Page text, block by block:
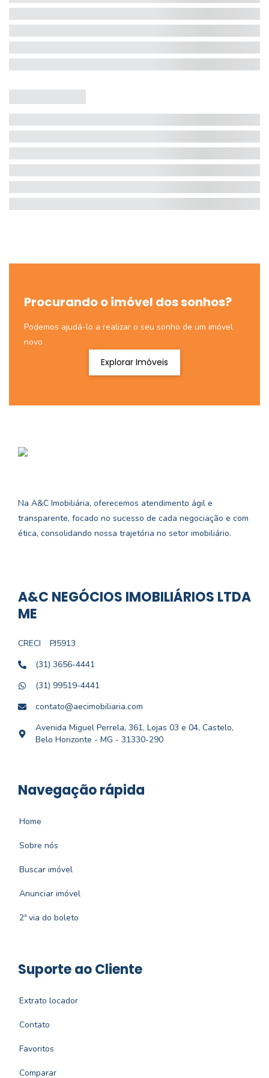
Procurando o imóvel dos sonhos?
Podemos ajudá-lo a realizar o seu sonho de um imóvel
novo
Explorar Imóveis
Na A&C Imobiliária, oferecemos atendimento ágil e
transparente, focado no sucesso de cada negociação e com
ética, consolidando nossa trajetória no setor imobiliário.
A&C NEGÓCIOS IMOBILIÁRIOS LTDA
ME
CRECI
PJ5913
(31) 3656-4441
(31) 99519-4441
contato@aecimobiliaria.com
Avenida Miguel Perrela, 361, Lojas 03 e 04, Castelo,
Belo Horizonte - MG - 31330-290
Navegação rápida
Home
Sobre nós
Buscar imóvel
Anunciar imóvel
2ª via do boleto
Suporte ao Cliente
Extrato locador
Contato
Favoritos
Comparar